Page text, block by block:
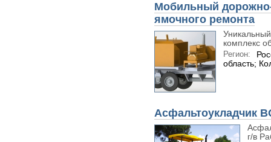
Мобильный
ямочного ремонта
комплекс
Регион:
область;
Асфальтоукладчик
г/в